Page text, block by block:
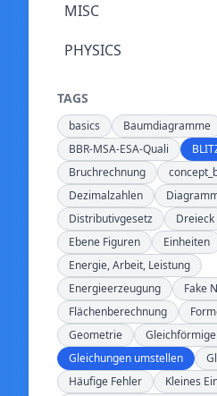
MISC
PHYSICS
TAGS
basics Baumdiagramme
BBR-MSA-ESA-Quali
Bruchrechnung
Dezimalzahlen
Distributivgesetz
Dreieck
Ebene Figuren
Einheiten
Energie, Arbeit, Leistung
Energieerzeugung
Fake
Flächenberechnung
Geometrie
Gleichungen umstellen
Häufige Fehler
Kleines